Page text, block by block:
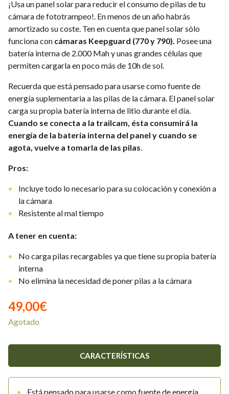
¡Usa un panel solar para reducir el consumo de pilas de tu
cámara de fototrampeo!. En menos de un año habrás
amortizado su coste. Ten en cuenta que panel solar sólo
funciona con cámaras Keepguard (770 y 790). Posee una
batería interna de 2.000 Mah y unas grandes células que
permiten cargarla en poco más de 10h de sol.
Recuerda que está pensado para usarse como fuente de
energía suplementaria a las pilas de la cámara. El panel solar
carga su propia batería interna de litio durante el día.
Cuando se conecta a la trailcam, ésta consumirá la
energía de la batería interna del panel y cuando se
agota, vuelve a tomarla de las pilas.
Pros:
Incluye todo lo necesario para su colocación y conexión a
la cámara
Resistente al mal tiempo
A tener en cuenta:
No carga pilas recargables ya que tiene su propia batería
interna
No elimina la necesidad de poner pilas a la cámara
49,00€
Agotado
CARACTERÍSTICAS
Está pensado para usarse como fuente de energía